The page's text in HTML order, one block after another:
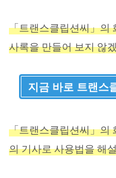
「트랜스클립션씨」의
사록을 만들어 보지 않
지금 바로 트랜스
「트랜스클립션씨」의
의 기사로 사용법을 해